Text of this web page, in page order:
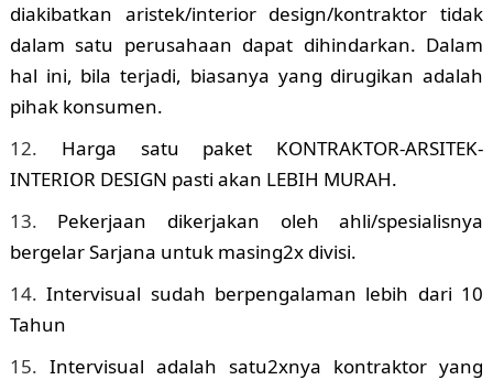
diakibatkan aristek/interior design/kontraktor tidak
dalam satu perusahaan dapat dihindarkan. Dalam
hal ini, bila terjadi, biasanya yang dirugikan adalah
pihak konsumen.
Harga satu paket KONTRAKTOR-ARSITEK-
INTERIOR DESIGN pasti akan LEBIH MURAH.
Pekerjaan dikerjakan oleh ahli/spesialisnya
bergelar Sarjana untuk masing2x divisi.
Intervisual sudah berpengalaman lebih dari 10
Tahun
Intervisual adalah satu2xnya kontraktor yang